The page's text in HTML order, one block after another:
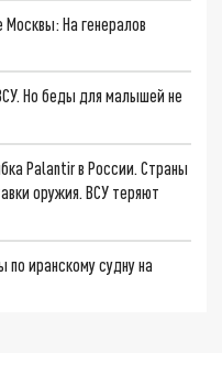
На генералов
Но беды для малышей не
Palantir в России. Страны
оружия. ВСУ теряют
по иранскому судну на